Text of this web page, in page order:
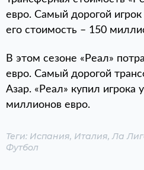
евро. Самый дорогой
его стоимость – 150
В этом сезоне «Реал»
евро. Самый дорогой
Азар. «Реал» купил игрока
миллионов евро.
Теги: Испания, Италия, Ла
Футбол